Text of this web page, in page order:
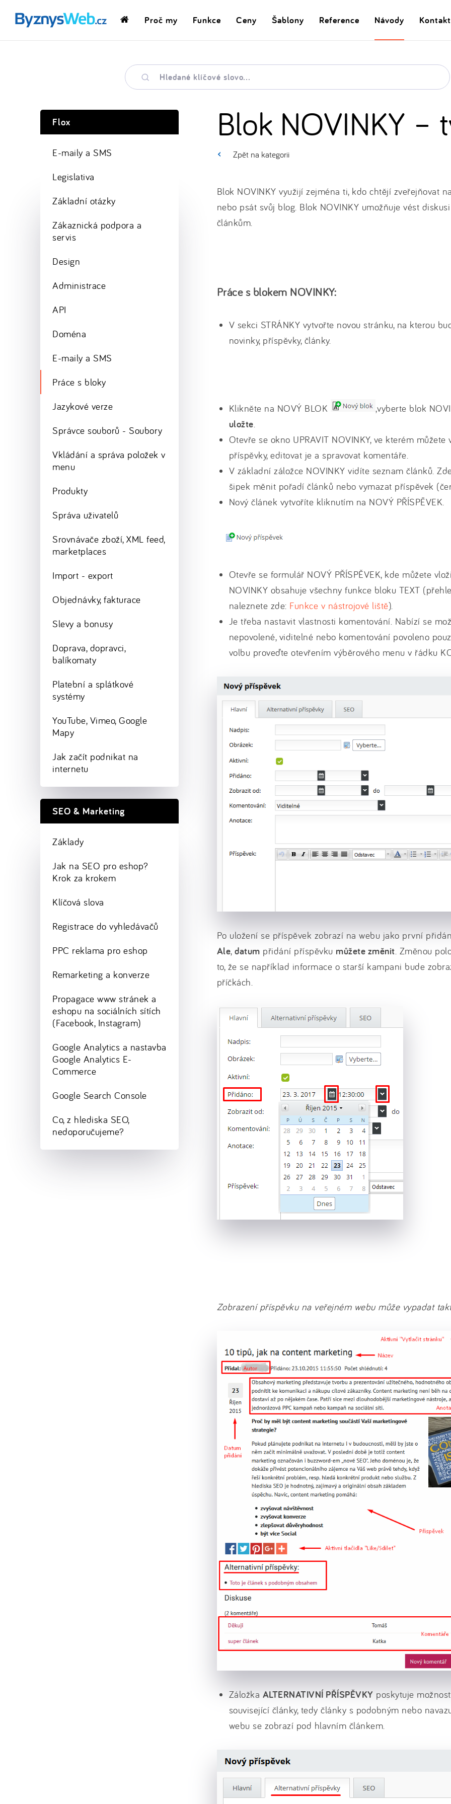
DomovskáProč my Funkce Ceny Šablony Reference Návody Kontakt
Hledané
klíčové
slovo
Zpět na kategorii
Blok NOVINKY –
Blok NOVINKY využijí zejména ti, kdo chtějí zveřejňovat
nebo psát svůj blog. Blok NOVINKY umožňuje vést
článkům.
Práce s blokem NOVINKY:
V sekci STRÁNKY vytvořte novou stránku, na kterou
novinky, příspěvky, články.
Klikněte na NOVÝ BLOK ,vyberte blok
uložte.
Otevře se okno UPRAVIT NOVINKY, ve kterém můžete
příspěvky, editovat je a spravovat komentáře.
V základní záložce NOVINKY vidíte seznam článků.
šipek měnit pořadí článků nebo vymazat příspěvek
Nový článek vytvoříte kliknutím na NOVÝ PŘÍSPĚVEK.
Otevře se formulář NOVÝ PŘÍSPĚVEK, kde můžete
NOVINKY obsahuje všechny funkce bloku TEXT
naleznete zde: Funkce v nástrojové liště).
Je třeba nastavit vlastnosti komentování. Nabízí se
nepovolené, viditelné nebo komentování povoleno
volbu proveďte otevřením výběrového menu v řádku
Po uložení se příspěvek zobrazí na webu jako první
Ale,datum přidání příspěvku můžete změnit. Změnou
to, že se například informace o starší kampani bude
příčkách.
Zobrazení příspěvku na veřejném webu může vypadat
Záložka ALTERNATIVNÍ PŘÍSPĚVKY poskytuje
související články, tedy články s podobným nebo
webu se zobrazí pod hlavním článkem.
Flox
E-maily a SMS
Legislativa
Základní otázky
Zákaznická podpora a
servis
Design
Administrace
API
Doména
E-maily a SMS
Práce s bloky
Jazykové verze
Správce souborů - Soubory
Vkládání a správa položek v
menu
Produkty
Správa uživatelů
Srovnávače zboží, XML feed,
marketplaces
Import - export
Objednávky, fakturace
Slevy a bonusy
Doprava, dopravci,
balíkomaty
Platební a splátkové
systémy
YouTube, Vimeo, Google
Mapy
Jak začít podnikat na
internetu
SEO & Marketing
Základy
Jak na SEO pro eshop?
Krok za krokem
Klíčová slova
Registrace do vyhledávačů
PPC reklama pro eshop
Remarketing a konverze
Propagace www stránek a
eshopu na sociálních sítích
(Facebook, Instagram)
Google Analytics a nastavba
Google Analytics E-
Commerce
Google Search Console
Co, z hlediska SEO,
nedoporučujeme?